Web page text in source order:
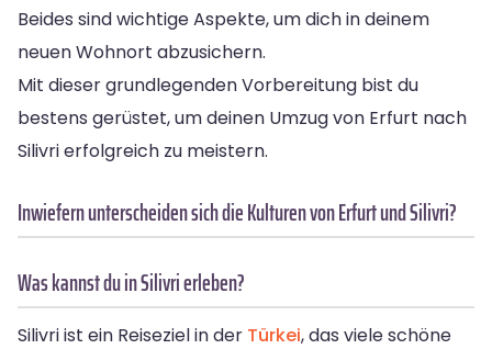
Beides sind wichtige Aspekte, um dich in deinem
neuen Wohnort abzusichern.
Mit dieser grundlegenden Vorbereitung bist du
bestens gerüstet, um deinen Umzug von Erfurt nach
Silivri erfolgreich zu meistern.
Inwiefern unterscheiden sich die Kulturen von Erfurt und Silivri?
Was kannst du in Silivri erleben?
Silivri ist ein Reiseziel in der Türkei, das viele schöne